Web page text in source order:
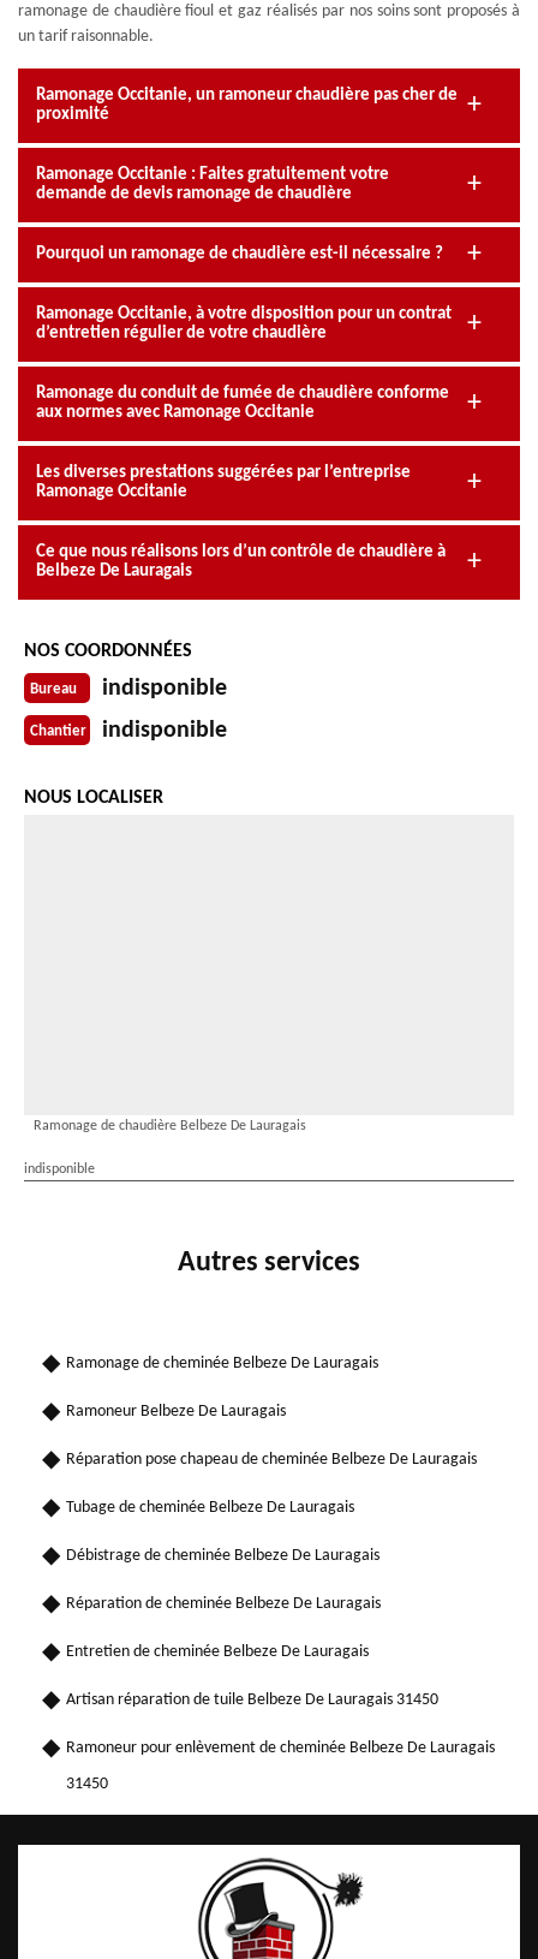
ramonage de chaudière fioul et gaz réalisés par nos soins sont proposés à
un tarif raisonnable.
Ramonage Occitanie, un ramoneur chaudière pas cher de
proximité
Ramonage Occitanie : Faites gratuitement votre
demande de devis ramonage de chaudière
Pourquoi un ramonage de chaudière est-il nécessaire ?
Ramonage Occitanie, à votre disposition pour un contrat
d’entretien régulier de votre chaudière
Ramonage du conduit de fumée de chaudière conforme
aux normes avec Ramonage Occitanie
Les diverses prestations suggérées par l’entreprise
Ramonage Occitanie
Ce que nous réalisons lors d’un contrôle de chaudière à
Belbeze De Lauragais
NOS COORDONNÉES
Bureau indisponible
Chantier indisponible
NOUS LOCALISER
Ramonage de chaudière Belbeze De Lauragais
indisponible
Autres services
Ramonage de cheminée Belbeze De Lauragais
Ramoneur Belbeze De Lauragais
Réparation pose chapeau de cheminée Belbeze De Lauragais
Tubage de cheminée Belbeze De Lauragais
Débistrage de cheminée Belbeze De Lauragais
Réparation de cheminée Belbeze De Lauragais
Entretien de cheminée Belbeze De Lauragais
Artisan réparation de tuile Belbeze De Lauragais 31450
Ramoneur pour enlèvement de cheminée Belbeze De Lauragais
31450